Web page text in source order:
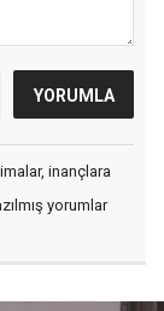
inançlara
yorumlar